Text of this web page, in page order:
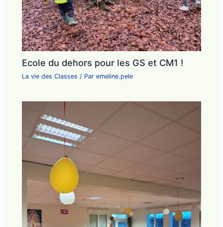
Ecole du dehors pour les GS et CM1 !
La vie des Classes / Paremeline.pele